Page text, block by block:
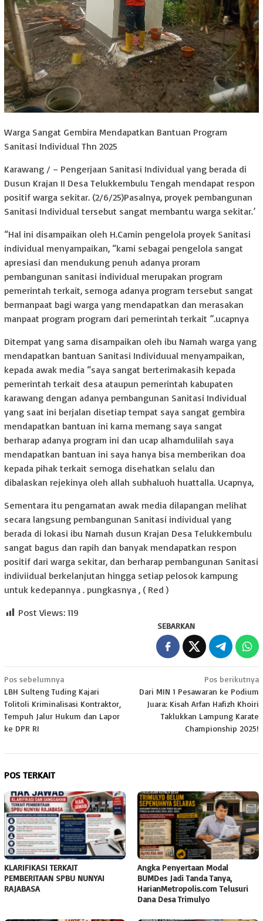
Warga Sangat Gembira Mendapatkan Bantuan Program
Sanitasi Individual Thn 2025
Karawang / – Pengerjaan Sanitasi Individual yang berada di
Dusun Krajan II Desa Telukkembulu Tengah mendapat respon
positif warga sekitar. (2/6/25)Pasalnya, proyek pembangunan
Sanitasi Individual tersebut sangat membantu warga sekitar.’
“Hal ini disampaikan oleh H.Camin pengelola proyek Sanitasi
individual menyampaikan, “kami sebagai pengelola sangat
apresiasi dan mendukung penuh adanya proram
pembangunan sanitasi individual merupakan program
pemerintah terkait, semoga adanya program tersebut sangat
bermanpaat bagi warga yang mendapatkan dan merasakan
manpaat program program dari pemerintah terkait ”.ucapnya
Ditempat yang sama disampaikan oleh ibu Namah warga yang
mendapatkan bantuan Sanitasi Individuual menyampaikan,
kepada awak media “saya sangat berterimakasih kepada
pemerintah terkait desa ataupun pemerintah kabupaten
karawang dengan adanya pembangunan Sanitasi Individual
yang saat ini berjalan disetiap tempat saya sangat gembira
mendapatkan bantuan ini karna memang saya sangat
berharap adanya program ini dan ucap alhamdulilah saya
mendapatkan bantuan ini saya hanya bisa memberikan doa
kepada pihak terkait semoga disehatkan selalu dan
dibalaskan rejekinya oleh allah subhaluoh huattalla. Ucapnya,
Sementara itu pengamatan awak media dilapangan melihat
secara langsung pembangunan Sanitasi individual yang
berada di lokasi ibu Namah dusun Krajan Desa Telukkembulu
sangat bagus dan rapih dan banyak mendapatkan respon
positif dari warga sekitar, dan berharap pembangunan Sanitasi
indiviidual berkelanjutan hingga setiap pelosok kampung
untuk kedepannya . pungkasnya , ( Red )
Post Views: 119
SEBARKAN
Navigasi
pos
Pos sebelumnya
LBH Sulteng Tuding Kajari
Tolitoli Kriminalisasi Kontraktor,
Tempuh Jalur Hukum dan Lapor
ke DPR RI
Pos berikutnya
Dari MIN 1 Pesawaran ke Podium
Juara: Kisah Arfan Hafizh Khoiri
Taklukkan Lampung Karate
Championship 2025!
POS TERKAIT
KLARIFIKASI TERKAIT
PEMBERITAAN SPBU NUNYAI
RAJABASA
Angka Penyertaan Modal
BUMDes Jadi Tanda Tanya,
HarianMetropolis.com Telusuri
Dana Desa Trimulyo